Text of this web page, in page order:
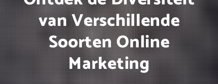
van Verschillende
Soorten Online
Marketing